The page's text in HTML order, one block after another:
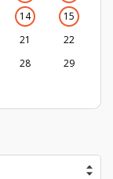
14
15
21
22
28
29